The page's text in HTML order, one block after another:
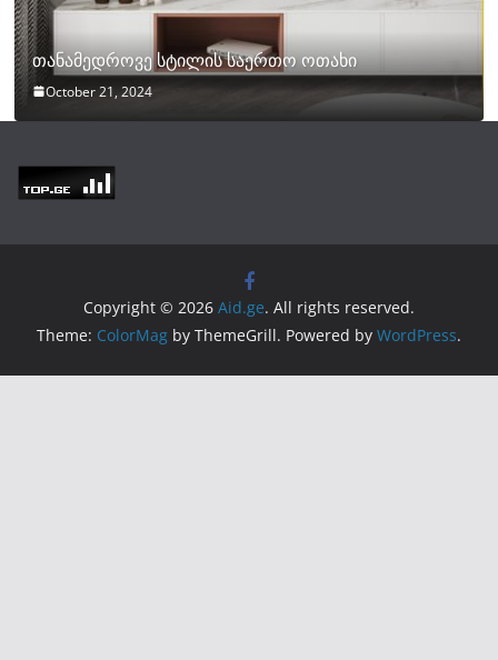
თანამედროვე სტილის საერთო ოთახი
October 21, 2024
Copyright © 2026 Aid.ge. All rights reserved.
Theme: ColorMag by ThemeGrill. Powered by WordPress.